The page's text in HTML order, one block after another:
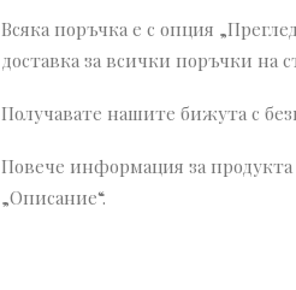
Всяка поръчка е с опция
доставка за всички поръчки на
Получавате нашите бижута с
Повече информация за
„Описание“.